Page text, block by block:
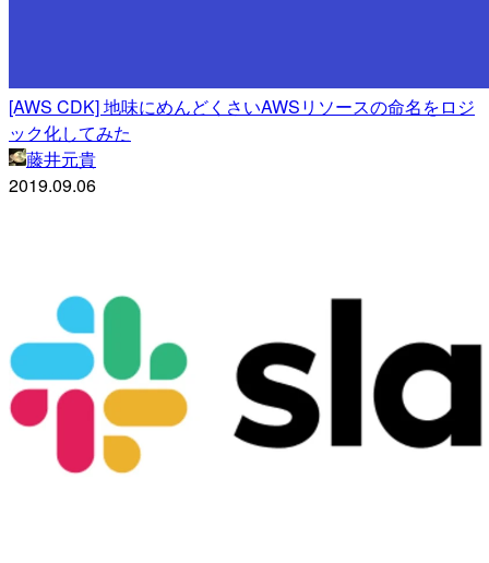
[AWS CDK] 地味にめんどくさいAWSリソースの命名をロジ
ック化してみた
藤井元貴
2019.09.06